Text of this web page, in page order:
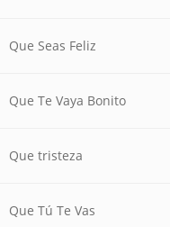
Que Seas Feliz
Que Te Vaya Bonito
Que tristeza
Que Tú Te Vas